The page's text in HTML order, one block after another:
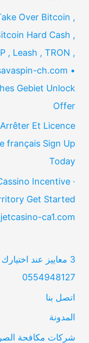
Over Bitcoin ,
Hard Cash ,
, Leash , TRON ,
ch.com •
Gebiet Unlock
Offer
Et Licence
français Sign Up
Today
Incentive ·
Get Started
jetcasino-ca1.com
3 معاييز عند
0554948127
اتصل بنا
المدونة
شركات مكافحة